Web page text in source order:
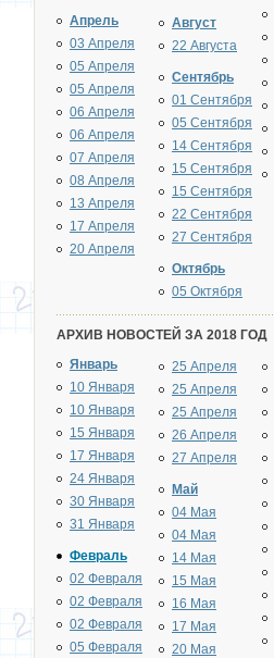
Апрель
03 Апреля
05 Апреля
05 Апреля
06 Апреля
06 Апреля
07 Апреля
08 Апреля
13 Апреля
17 Апреля
20 Апреля
Август
22 Августа
Сентябрь
01 Сентября
05 Сентября
14 Сентября
15 Сентября
15 Сентября
22 Сентября
27 Сентября
Октябрь
05 Октября
АРХИВ НОВОСТЕЙ ЗА 2018 ГОД
Январь
10 Января
10 Января
15 Января
17 Января
24 Января
30 Января
31 Января
Февраль
02 Февраля
02 Февраля
02 Февраля
05 Февраля
25 Апреля
25 Апреля
25 Апреля
26 Апреля
27 Апреля
Май
04 Мая
04 Мая
14 Мая
15 Мая
16 Мая
17 Мая
20 Мая